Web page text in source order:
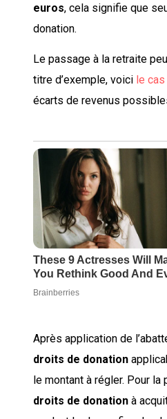
euros, cela signifie que
donation.
Le passage à la retraite
titre d’exemple, voici le cas
écarts de revenus
Après application de
droits de donation
le montant à régler. Pour
droits de donation à